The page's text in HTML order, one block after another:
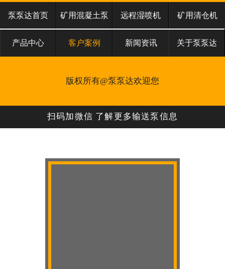
泵泵达首页 矿用混凝土泵 远程湿喷机 矿用清仓机
产品中心 客户案例 新闻资讯 关于泵泵达
版权所有@泵泵达欢迎您
扫码加微信 了解更多输送泵信息